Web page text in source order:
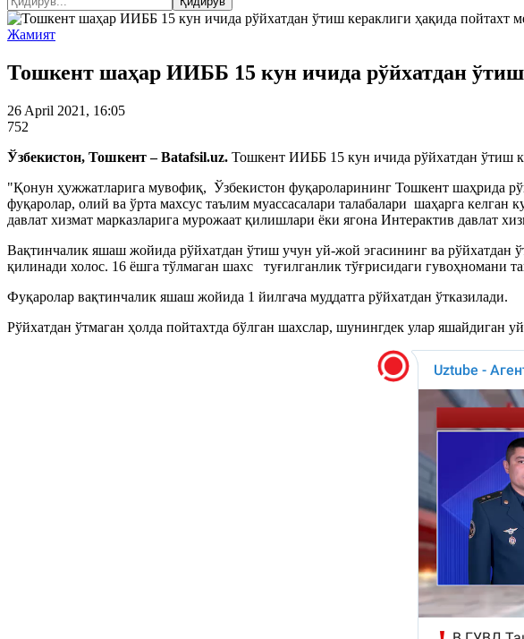
Жамият
Тошкент шаҳар ИИББ 15 кун ичида рўйхатдан ўтиш
26 April 2021, 16:05
752
Ўзбекистон, Тошкент – Batafsil.uz. Тошкент ИИББ 15 кун ичида рўйхатдан ўтиш
"Қонун ҳужжатларига мувофиқ, Ўзбекистон фуқароларининг Тошкент шаҳрида
фуқаролар, олий ва ўрта махсус таълим муассасалари талабалари шаҳарга
давлат хизмат марказларига мурожаат қилишлари ёки ягона Интерактив давлат
Вақтинчалик яшаш жойида рўйхатдан ўтиш учун уй-жой эгасининг ва рўйхатдан
қилинади холос. 16 ёшга тўлмаган шахс туғилганлик тўғрисидаги гувоҳномани
Фуқаролар вақтинчалик яшаш жойида 1 йилгача муддатга рўйхатдан ўтказилади.
Рўйхатдан ўтмаган ҳолда пойтахтда бўлган шахслар, шунингдек улар